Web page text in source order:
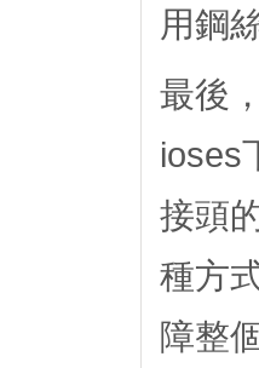
用鋼
最後
ioses
接頭
種方
障整